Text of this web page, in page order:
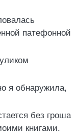
патефонной
я обнаружила,
без гроша
книгами.